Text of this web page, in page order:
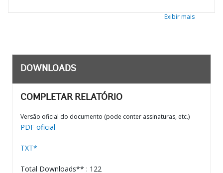
Exibir mais
DOWNLOADS
COMPLETAR RELATÓRIO
Versão oficial do documento (pode conter assinaturas, etc.)
PDF oficial
TXT*
Total Downloads** : 122